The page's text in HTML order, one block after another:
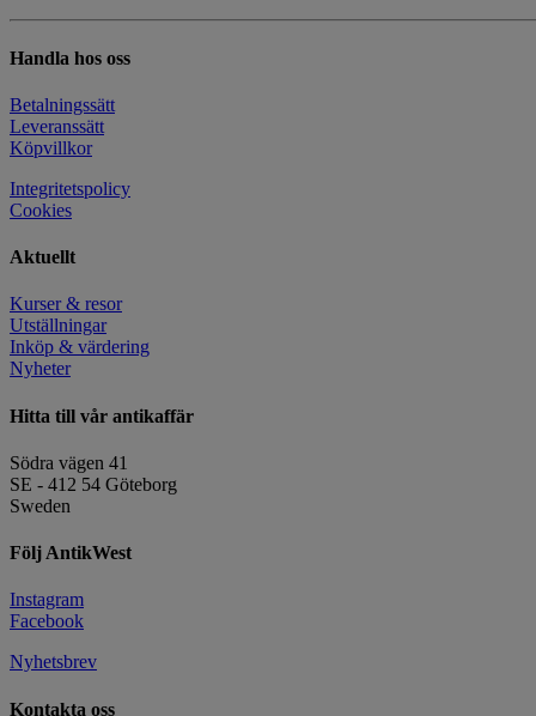
Handla hos oss
Betalningssätt
Leveranssätt
Köpvillkor
Integritetspolicy
Cookies
Aktuellt
Kurser & resor
Utställningar
Inköp & värdering
Nyheter
Hitta till vår antikaffär
Södra vägen 41
SE - 412 54 Göteborg
Sweden
Följ AntikWest
Instagram
Facebook
Nyhetsbrev
Kontakta oss